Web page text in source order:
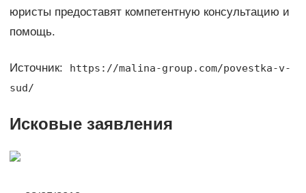
юристы предоставят компетентную консультацию и
помощь.
Источник:
https://malina-group.com/povestka-v-
sud/
Исковые заявления